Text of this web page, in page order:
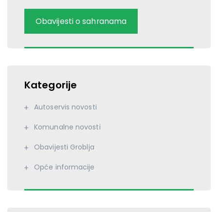
Obavijesti o sahranama
Kategorije
Autoservis novosti
Komunalne novosti
Obavijesti Groblja
Opće informacije